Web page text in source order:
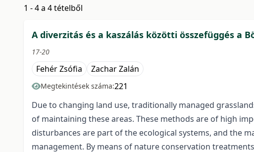
1 - 4 a 4 tételből
A diverzitás és a kaszálás közötti összefüggés a
17-20
Fehér Zsófia Zachar Zalán
Megtekintések száma:221
Due to changing land use, traditionally managed
of maintaining these areas. These methods are of high
disturbances are part of the ecological systems, and the
management. By means of nature conservation